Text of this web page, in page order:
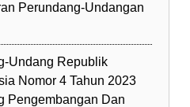
Perundang-Undangan
Undang Republik
Nomor 4 Tahun 2023
Pengembangan Dan